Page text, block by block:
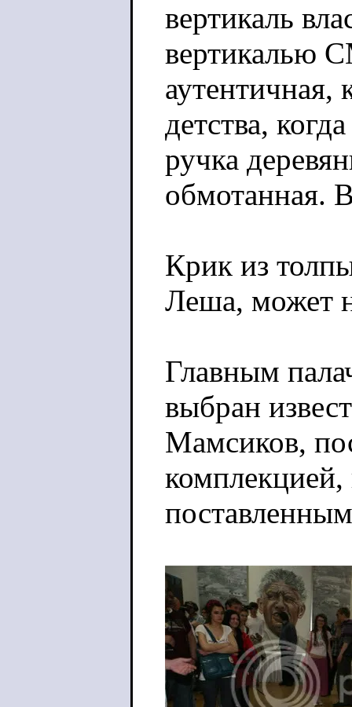
вертикаль
вертикалью
аутентичная,
детства,
ручка
обмотанная.
Крик из
Леша, может
Главным
выбран
Мамсиков,